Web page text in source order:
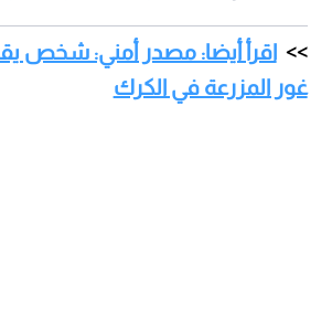
اقرأ أيضا: مصدر أمني: شخص
غور المزرعة في الكرك